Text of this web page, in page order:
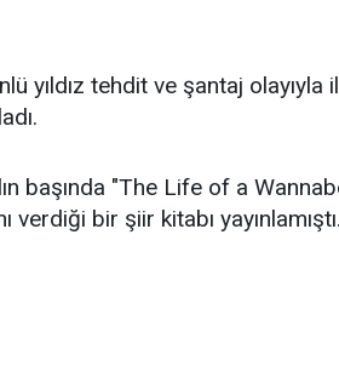
yıldız tehdit ve şantaj
başında "The Life of a
verdiği bir şiir kitabı